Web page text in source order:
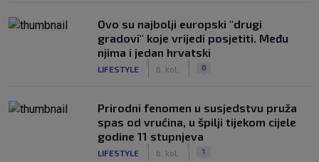
Ovo su najbolji europski "drugi
gradovi" koje vrijedi posjetiti. Među
njima i jedan hrvatski
LIFESTYLE 6. kol. 0
Prirodni fenomen u susjedstvu pruža
spas od vrućina, u špilji tijekom cijele
godine 11 stupnjeva
LIFESTYLE 6. kol. 1